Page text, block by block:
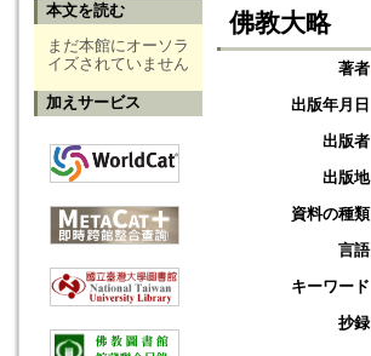
本文を読む
まだ本館にオーソラ
イズされていません
加えサービス
佛教大略
著者
出版年月日
出版者
出版地
資料の種類
言語
キーワード
抄録